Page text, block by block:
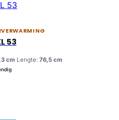
53
cm Lengte: 76,5 cm